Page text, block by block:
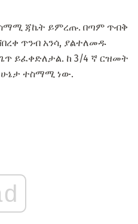
ጃኬት ይምረጡ. በጣም ጥብቅ
ጥንብ አንሳ, ያልተለመዱ
ይፈቀድለታል. ከ 3/4 ኛ ርዝመት
ሁኔታ ተስማሚ ነው.